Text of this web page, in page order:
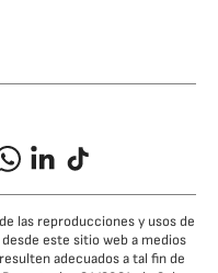
LinkedIn
TikTok
las reproducciones y usos de
este sitio web a medios
adecuados a tal fin de